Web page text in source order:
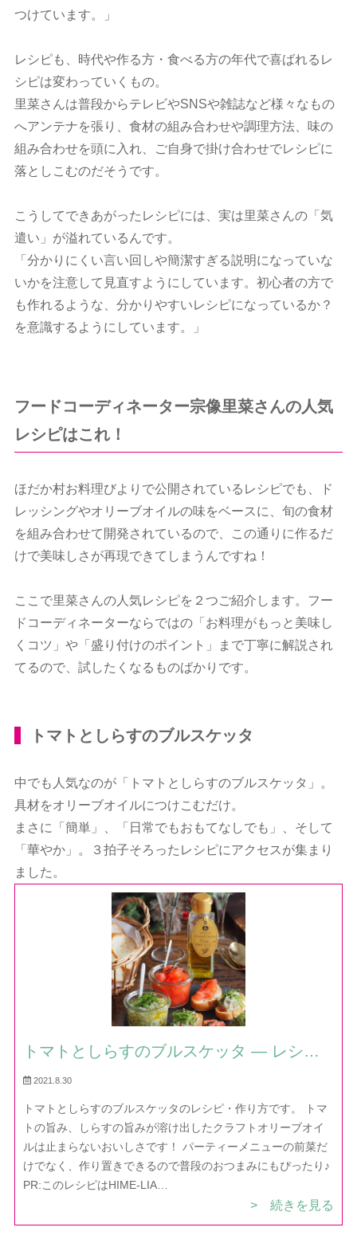
つけています。」
レシピも、時代や作る方・食べる方の年代で喜ばれるレ
シピは変わっていくもの。
里菜さんは普段からテレビやSNSや雑誌など様々なもの
へアンテナを張り、食材の組み合わせや調理方法、味の
組み合わせを頭に入れ、ご自身で掛け合わせでレシピに
落としこむのだそうです。
こうしてできあがったレシピには、実は里菜さんの「気
遣い」が溢れているんです。
「分かりにくい言い回しや簡潔すぎる説明になっていな
いかを注意して見直すようにしています。初心者の方で
も作れるような、分かりやすいレシピになっているか？
を意識するようにしています。」
フードコーディネーター宗像里菜さんの人気
レシピはこれ！
ほだか村お料理びよりで公開されているレシピでも、ド
レッシングやオリーブオイルの味をベースに、旬の食材
を組み合わせて開発されているので、この通りに作るだ
けで美味しさが再現できてしまうんですね！
ここで里菜さんの人気レシピを２つご紹介します。フー
ドコーディネーターならではの「お料理がもっと美味し
くコツ」や「盛り付けのポイント」まで丁寧に解説され
てるので、試したくなるものばかりです。
トマトとしらすのブルスケッタ
中でも人気なのが「トマトとしらすのブルスケッタ」。
具材をオリーブオイルにつけこむだけ。
まさに「簡単」、「日常でもおもてなしでも」、そして
「華やか」。３拍子そろったレシピにアクセスが集まり
ました。
トマトとしらすのブルスケッタ — レシ
ピ・作り方｜ほだか村お料理びより
2021.8.30
トマトとしらすのブルスケッタのレシピ・作り方です。 トマ
トの旨み、しらすの旨みが溶け出したクラフトオリーブオイ
ルは止まらないおいしさです！ パーティーメニューの前菜だ
けでなく、作り置きできるので普段のおつまみにもぴったり♪
PR:このレシピはHIME-LIA…
> 続きを見る